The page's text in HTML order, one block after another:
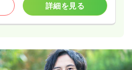
詳細を見る